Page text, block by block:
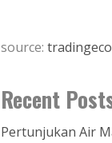
source:
Recent
Pertunjukan Air